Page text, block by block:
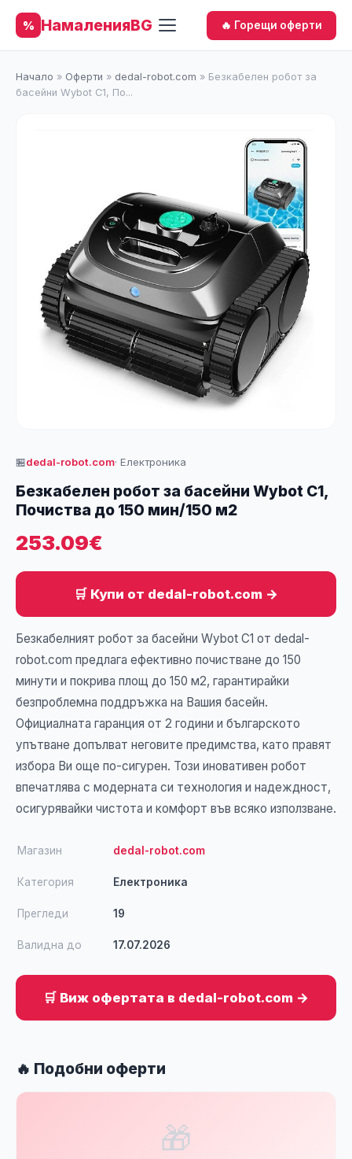
% НамаленияBG 🔥 Горещи оферти
Начало » Оферти » dedal-robot.com » Безкабелен робот за
басейни Wybot C1, По...
🏪dedal-robot.com· Електроника
Безкабелен робот за басейни Wybot C1,
Почиства до 150 мин/150 м2
253.09€
🛒 Купи от dedal-robot.com →
Безкабелният робот за басейни Wybot C1 от dedal-
robot.com предлага ефективно почистване до 150
минути и покрива площ до 150 м2, гарантирайки
безпроблемна поддръжка на Вашия басейн.
Официалната гаранция от 2 години и българското
упътване допълват неговите предимства, като правят
избора Ви още по-сигурен. Този иновативен робот
впечатлява с модерната си технология и надеждност,
осигурявайки чистота и комфорт във всяко използване.
Магазин dedal-robot.com
Категория Електроника
Прегледи 19
Валидна до 17.07.2026
🛒 Виж офертата в dedal-robot.com →
🔥 Подобни оферти
🎁